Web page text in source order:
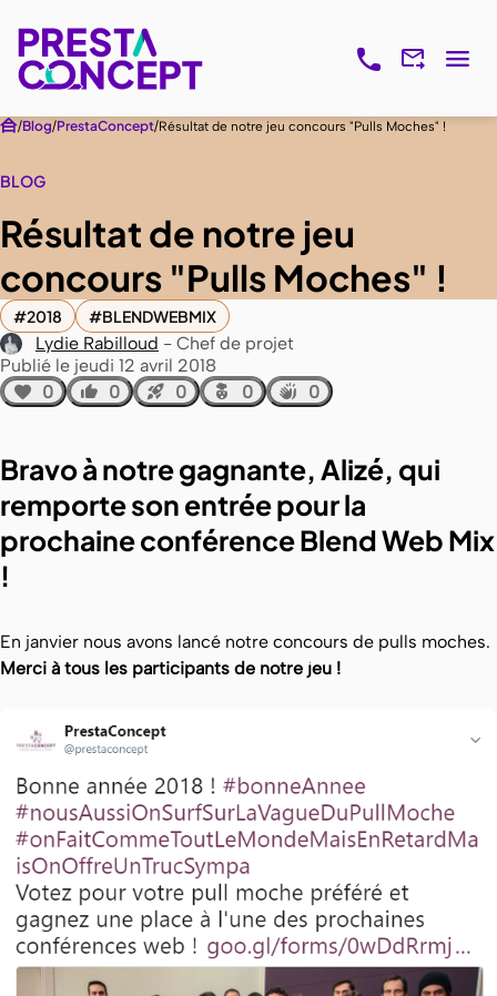
Blog PrestaConcept Résultat de notre jeu concours "Pulls Moches" !
BLOG
Résultat de notre jeu
concours "Pulls Moches" !
2018 BLENDWEBMIX
Lydie Rabilloud
Chef de projet
Publié le jeudi 12 avril 2018
0
0 0 0 0
Bravo à notre gagnante, Alizé, qui
remporte son entrée pour la
prochaine conférence Blend Web Mix
!
En janvier nous avons lancé notre concours de pulls moches.
Merci à tous les participants de notre jeu !